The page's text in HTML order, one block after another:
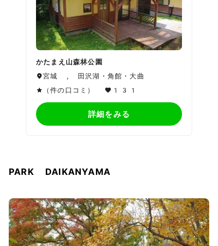
かたまえ山森林公園
宮城 , 田沢湖・角館・大曲
（件の口コミ）
131
詳細をみる
PARK DAIKANYAMA